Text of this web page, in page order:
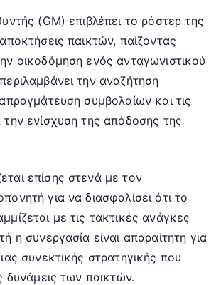
(GM) επιβλέπει το ρόστερ της
παικτών, παίζοντας
οικοδόμηση ενός ανταγωνιστικού
την αναζήτηση
συμβολαίων και τις
την ενίσχυση της απόδοσης της
επίσης στενά με τον
για να διασφαλίσει ότι το
με τις τακτικές ανάγκες
η συνεργασία είναι απαραίτητη για
συνεκτικής στρατηγικής που
δυνάμεις των παικτών.